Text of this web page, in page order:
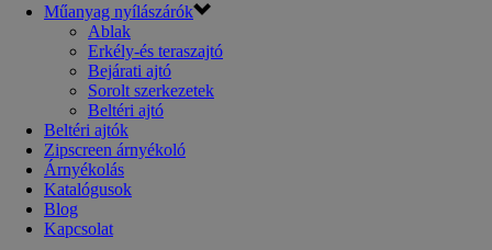
Műanyag nyílászárók
Ablak
Erkély-és teraszajtó
Bejárati ajtó
Sorolt szerkezetek
Beltéri ajtó
Beltéri ajtók
Zipscreen árnyékoló
Árnyékolás
Katalógusok
Blog
Kapcsolat